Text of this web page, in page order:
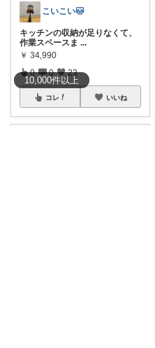
10,000件以上
こいこい🐱
キッチンの収納が足りなくて、
作業スペースま ...
￥ 34,990
0 0 23
コレ いいね